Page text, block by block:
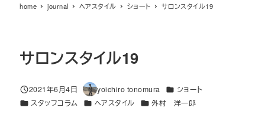
home journal ヘアスタイル ショート サロンスタイル19
サロンスタイル19
投稿日
2021年6月4日
著
者
yoichiro tonomura カテゴリー
ショート
カテゴリー
スタッフコラム カテゴリー
ヘアスタイル カテゴリー
外村 洋一郎